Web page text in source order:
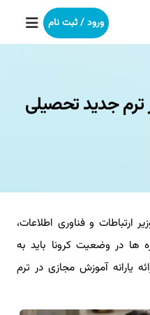
ورود / ثبت نام
ترم جدید تحصیلی
ارتباطات و فناوری اطلاعات،
ها در وضعیت کرونا باید به
یارانه آموزش مجازی در ترم